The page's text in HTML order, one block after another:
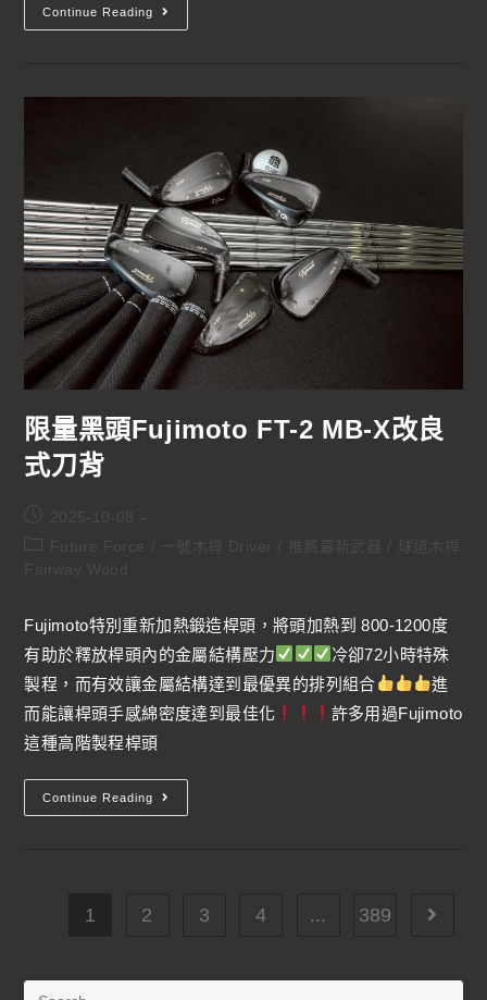
Continue Reading
限量黑頭Fujimoto FT-2 MB-X改良
式刀背
Fujimoto特別重新加熱鍛造桿頭，將頭加熱到 800-1200度
有助於釋放桿頭內的金屬結構壓力
冷卻72小時特殊
製程，而有效讓金屬結構達到最優異的排列組合
進
而能讓桿頭手感綿密度達到最佳化
許多用過Fujimoto
這種高階製程桿頭
Continue Reading
1 2 3 4 ... 389